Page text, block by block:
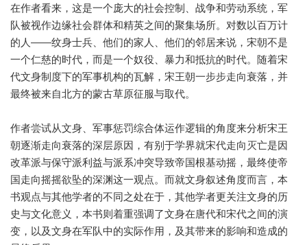
在作者看来，这是一个庞大的社会控制、战争和劳动系统，军
队被视作边缘社会群体和精英之间的聚集场所。对数以百万计
的人——纹身士兵、他们的家人、他们的邻居来说，宋朝不是
一个仁慈的时代，而是一个奴役、暴力和抵抗的时代。随着宋
代文身制度下的军事机构的瓦解，宋王朝一步步走向衰落，并
最终被来自北方的蒙古草原征服与取代。
作者尝试从文身、军事惩罚综合体运作逻辑的角度来分析宋王
朝逐渐走向衰落的深层原因，有别于学界就宋代走向灭亡是因
改革派与保守派利益与派系冲突导致帝国根基动摇，最终使帝
国走向摇摇欲坠的深渊这一观点。而就文身叙述角度而言，本
书观点与其他学者的不同之处在于，其他学者更关注文身的历
史与文化意义，本书则着重强调了文身在唐代和宋代之间的演
变，以及文身在军队中的实际作用，及其带来的影响和造成的